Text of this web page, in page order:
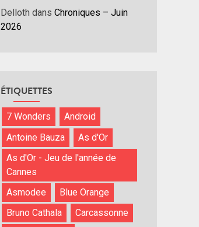
Delloth dans Chroniques – Juin
2026
ÉTIQUETTES
7 Wonders
Android
Antoine Bauza
As d'Or
As d'Or - Jeu de l'année de
Cannes
Asmodee
Blue Orange
Bruno Cathala
Carcassonne